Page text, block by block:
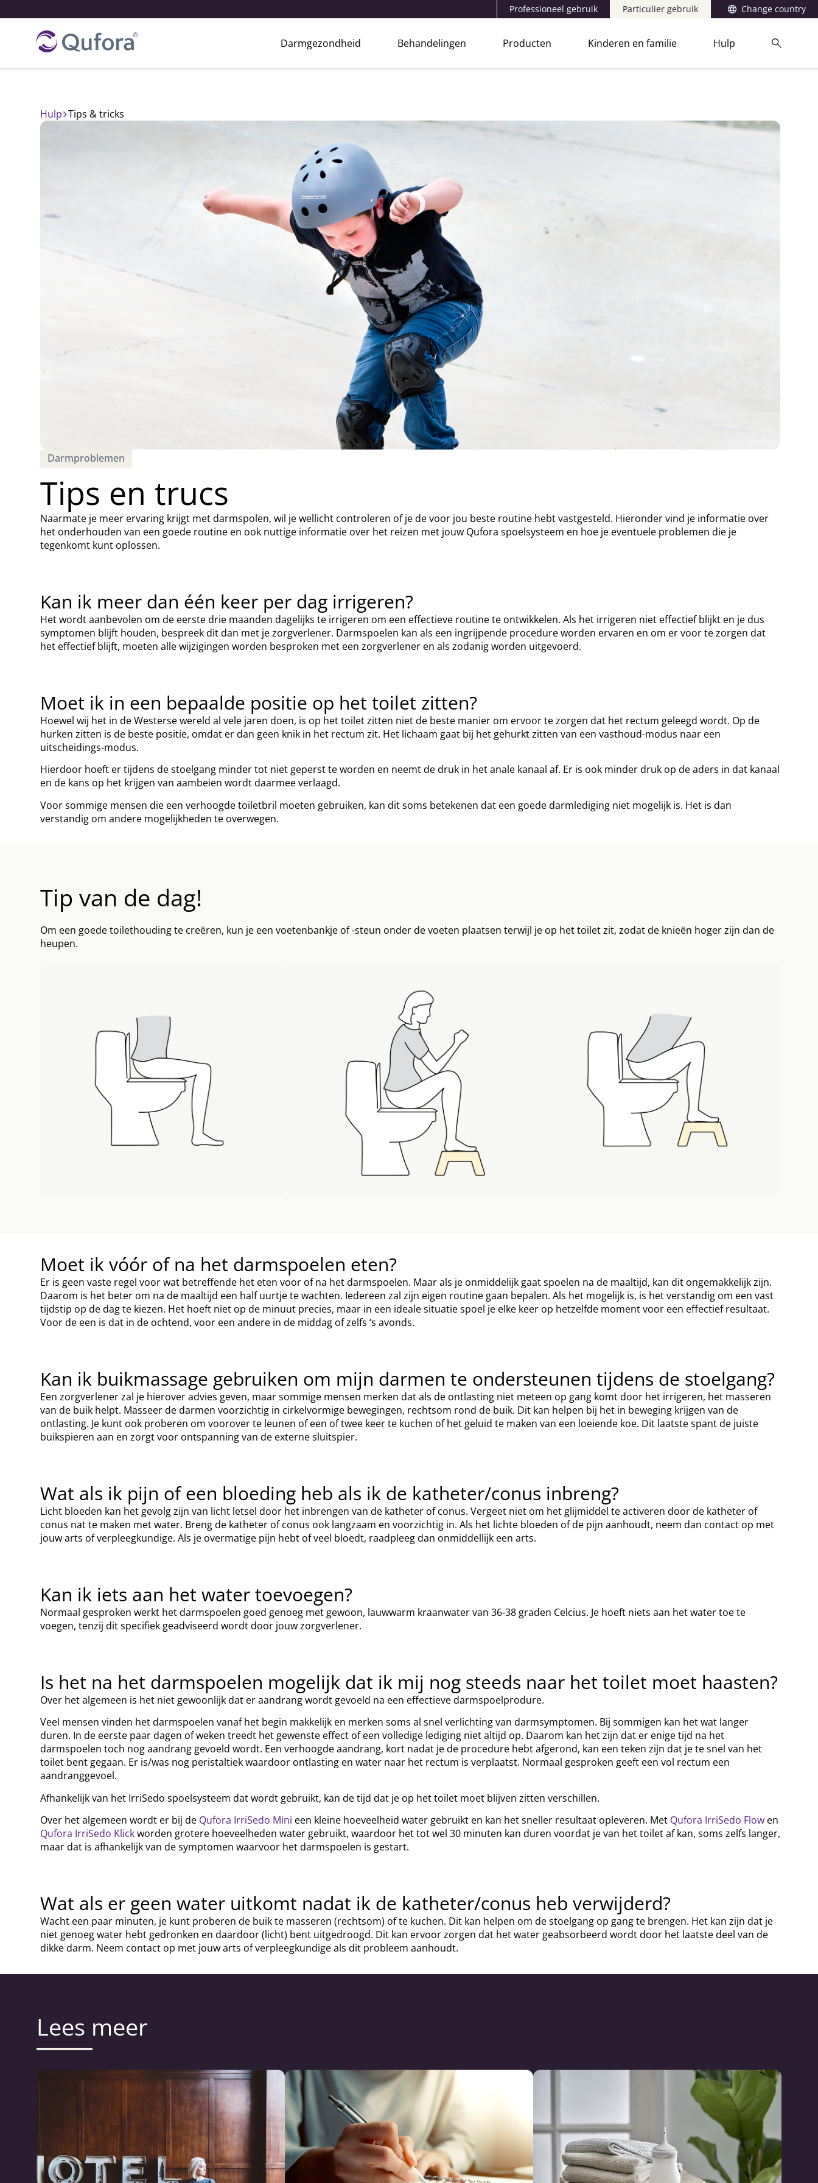
Professioneel gebruik Particulier gebruik Change country
Darmgezondheid Behandelingen Producten Kinderen en familie Hulp
Hulp tips & tricks
Darmproblemen
Tips en trucs
Naarmate je meer ervaring krijgt met darmspolen, wil je wellicht controleren of je de voor jou beste routine hebt vastgesteld. Hieronder vind je informatie over
het onderhouden van een goede routine en ook nuttige informatie over het reizen met jouw Qufora spoelsysteem en hoe je eventuele problemen die je
tegenkomt kunt oplossen.
Kan ik meer dan één keer per dag irrigeren?
Het wordt aanbevolen om de eerste drie maanden dagelijks te irrigeren om een effectieve routine te ontwikkelen. Als het irrigeren niet effectief blijkt en je dus
symptomen blijft houden, bespreek dit dan met je zorgverlener. Darmspoelen kan als een ingrijpende procedure worden ervaren en om er voor te zorgen dat
het effectief blijft, moeten alle wijzigingen worden besproken met een zorgverlener en als zodanig worden uitgevoerd.
Moet ik in een bepaalde positie op het toilet zitten?
Hoewel wij het in de Westerse wereld al vele jaren doen, is op het toilet zitten niet de beste manier om ervoor te zorgen dat het rectum geleegd wordt. Op de
hurken zitten is de beste positie, omdat er dan geen knik in het rectum zit. Het lichaam gaat bij het gehurkt zitten van een vasthoud-modus naar een
uitscheidings-modus.
Hierdoor hoeft er tijdens de stoelgang minder tot niet geperst te worden en neemt de druk in het anale kanaal af. Er is ook minder druk op de aders in dat kanaal
en de kans op het krijgen van aambeien wordt daarmee verlaagd.
Voor sommige mensen die een verhoogde toiletbril moeten gebruiken, kan dit soms betekenen dat een goede darmlediging niet mogelijk is. Het is dan
verstandig om andere mogelijkheden te overwegen.
Tip van de dag!
Om een goede toilethouding te creëren, kun je een voetenbankje of -steun onder de voeten plaatsen terwijl je op het toilet zit, zodat de knieën hoger zijn dan de
heupen.
Moet ik vóór of na het darmspoelen eten?
Er is geen vaste regel voor wat betreffende het eten voor of na het darmspoelen. Maar als je onmiddelijk gaat spoelen na de maaltijd, kan dit ongemakkelijk zijn.
Daarom is het beter om na de maaltijd een half uurtje te wachten. Iedereen zal zijn eigen routine gaan bepalen. Als het mogelijk is, is het verstandig om een vast
tijdstip op de dag te kiezen. Het hoeft niet op de minuut precies, maar in een ideale situatie spoel je elke keer op hetzelfde moment voor een effectief resultaat.
Voor de een is dat in de ochtend, voor een andere in de middag of zelfs ‘s avonds.
Kan ik buikmassage gebruiken om mijn darmen te ondersteunen tijdens de stoelgang?
Een zorgverlener zal je hierover advies geven, maar sommige mensen merken dat als de ontlasting niet meteen op gang komt door het irrigeren, het masseren
van de buik helpt. Masseer de darmen voorzichtig in cirkelvormige bewegingen, rechtsom rond de buik. Dit kan helpen bij het in beweging krijgen van de
ontlasting. Je kunt ook proberen om voorover te leunen of een of twee keer te kuchen of het geluid te maken van een loeiende koe. Dit laatste spant de juiste
buikspieren aan en zorgt voor ontspanning van de externe sluitspier.
Wat als ik pijn of een bloeding heb als ik de katheter/conus inbreng?
Licht bloeden kan het gevolg zijn van licht letsel door het inbrengen van de katheter of conus. Vergeet niet om het glijmiddel te activeren door de katheter of
conus nat te maken met water. Breng de katheter of conus ook langzaam en voorzichtig in. Als het lichte bloeden of de pijn aanhoudt, neem dan contact op met
jouw arts of verpleegkundige. Als je overmatige pijn hebt of veel bloedt, raadpleeg dan onmiddellijk een arts.
Kan ik iets aan het water toevoegen?
Normaal gesproken werkt het darmspoelen goed genoeg met gewoon, lauwwarm kraanwater van 36-38 graden Celcius. Je hoeft niets aan het water toe te
voegen, tenzij dit specifiek geadviseerd wordt door jouw zorgverlener.
Is het na het darmspoelen mogelijk dat ik mij nog steeds naar het toilet moet haasten?
Over het algemeen is het niet gewoonlijk dat er aandrang wordt gevoeld na een effectieve darmspoelprodure.
Veel mensen vinden het darmspoelen vanaf het begin makkelijk en merken soms al snel verlichting van darmsymptomen. Bij sommigen kan het wat langer
duren. In de eerste paar dagen of weken treedt het gewenste effect of een volledige lediging niet altijd op. Daarom kan het zijn dat er enige tijd na het
darmspoelen toch nog aandrang gevoeld wordt. Een verhoogde aandrang, kort nadat je de procedure hebt afgerond, kan een teken zijn dat je te snel van het
toilet bent gegaan. Er is/was nog peristaltiek waardoor ontlasting en water naar het rectum is verplaatst. Normaal gesproken geeft een vol rectum een
aandranggevoel.
Afhankelijk van het IrriSedo spoelsysteem dat wordt gebruikt, kan de tijd dat je op het toilet moet blijven zitten verschillen.
Over het algemeen wordt er bij de Qufora IrriSedo Mini een kleine hoeveelheid water gebruikt en kan het sneller resultaat opleveren. Met Qufora IrriSedo Flow en
Qufora IrriSedo Klickworden grotere hoeveelheden water gebruikt, waardoor het tot wel 30 minuten kan duren voordat je van het toilet af kan, soms zelfs langer,
maar dat is afhankelijk van de symptomen waarvoor het darmspoelen is gestart.
Wat als er geen water uitkomt nadat ik de katheter/conus heb verwijderd?
Wacht een paar minuten, je kunt proberen de buik te masseren (rechtsom) of te kuchen. Dit kan helpen om de stoelgang op gang te brengen. Het kan zijn dat je
niet genoeg water hebt gedronken en daardoor (licht) bent uitgedroogd. Dit kan ervoor zorgen dat het water geabsorbeerd wordt door het laatste deel van de
dikke darm. Neem contact op met jouw arts of verpleegkundige als dit probleem aanhoudt.
Lees meer